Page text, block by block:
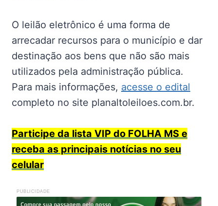
O leilão eletrônico é uma forma de
arrecadar recursos para o município e dar
destinação aos bens que não são mais
utilizados pela administração pública.
Para mais informações, acesse o edital
completo no site planaltoleiloes.com.br.
Participe da lista VIP do FOLHA MS e
receba as principais notícias no seu
celular
PUBLICIDADE